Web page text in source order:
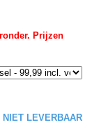
Prijzen
LEVERBAAR